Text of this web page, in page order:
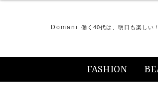
Domani 働く40代は、明日も楽しい！
FASHION